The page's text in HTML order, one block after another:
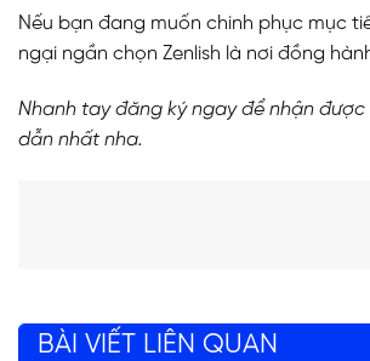
Nếu bạn đang muốn chinh phục mục
ngại ngần chọn Zenlish là nơi đồng
Nhanh tay đăng ký ngay để nhận
dẫn nhất nha.
BÀI VIẾT LIÊN QUAN